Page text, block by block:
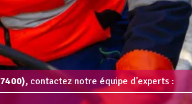
contactez notre équipe d'experts :